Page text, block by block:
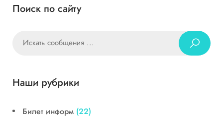
Поиск по сайту
Наши рубрики
Билет информ (22)